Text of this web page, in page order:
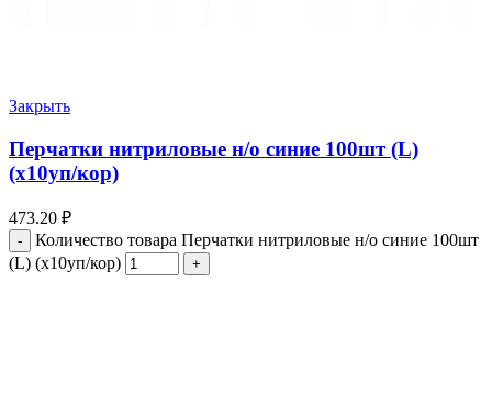
Закрыть
Перчатки нитриловые н/о синие 100шт (L)
(х10уп/кор)
473.20 ₽
Количество товара Перчатки нитриловые н/о синие 100шт
(L) (х10уп/кор)